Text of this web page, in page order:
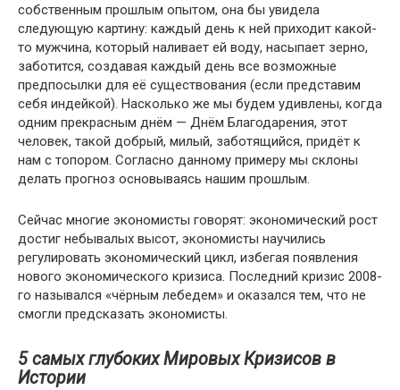
собственным прошлым опытом, она бы увидела
следующую картину: каждый день к ней приходит какой-
то мужчина, который наливает ей воду, насыпает зерно,
заботится, создавая каждый день все возможные
предпосылки для её существования (если представим
себя индейкой). Насколько же мы будем удивлены, когда
одним прекрасным днём — Днём Благодарения, этот
человек, такой добрый, милый, заботящийся, придёт к
нам с топором. Согласно данному примеру мы склоны
делать прогноз основываясь нашим прошлым.
Сейчас многие экономисты говорят: экономический рост
достиг небывалых высот, экономисты научились
регулировать экономический цикл, избегая появления
нового экономического кризиса. Последний кризис 2008-
го назывался «чёрным лебедем» и оказался тем, что не
смогли предсказать экономисты.
5 самых глубоких Мировых Кризисов в
Истории